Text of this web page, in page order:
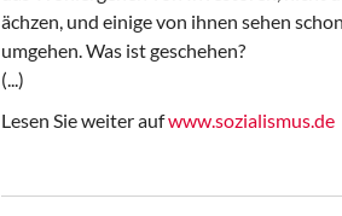
ächzen, und einige von ihnen sehen
umgehen. Was ist geschehen?
(...)
Lesen Sie weiter aufwww.sozialismus.de